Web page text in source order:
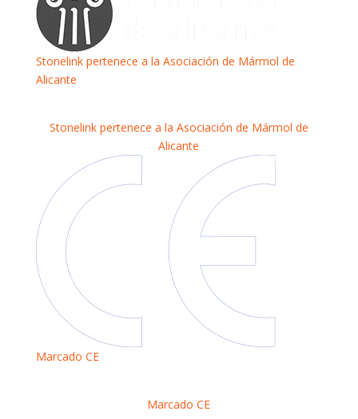
Stonelink pertenece a la Asociación de Mármol de
Alicante
Stonelink pertenece a la Asociación de Mármol de
Alicante
Marcado CE
Marcado CE